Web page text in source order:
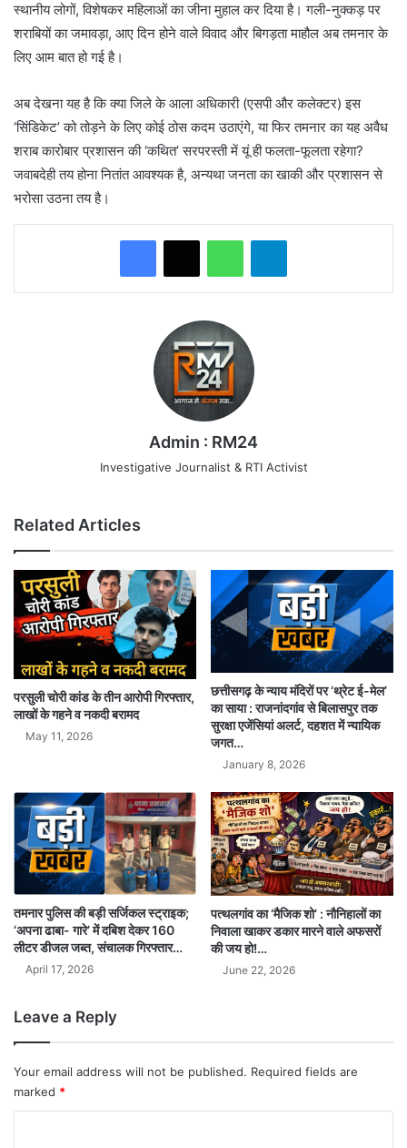
स्थानीय लोगों, विशेषकर महिलाओं का जीना मुहाल कर दिया है। गली-नुक्कड़ पर
शराबियों का जमावड़ा, आए दिन होने वाले विवाद और बिगड़ता माहौल अब तमनार के
लिए आम बात हो गई है।
​अब देखना यह है कि क्या जिले के आला अधिकारी (एसपी और कलेक्टर) इस
‘सिंडिकेट’ को तोड़ने के लिए कोई ठोस कदम उठाएंगे, या फिर तमनार का यह अवैध
शराब कारोबार प्रशासन की ‘कथित’ सरपरस्ती में यूं ही फलता-फूलता रहेगा?
जवाबदेही तय होना नितांत आवश्यक है, अन्यथा जनता का खाकी और प्रशासन से
भरोसा उठना तय है।
WhatsAppTelegram
Admin : RM24
Investigative Journalist & RTI Activist
Related Articles
परसुली चोरी कांड के तीन आरोपी गिरफ्तार,
लाखों के गहने व नकदी बरामद
May 11, 2026
छत्तीसगढ़ के न्याय मंदिरों पर ‘थ्रेट ई-मेल’
का साया : राजनांदगांव से बिलासपुर तक
सुरक्षा एजेंसियां अलर्ट, दहशत में न्यायिक
जगत…
January 8, 2026
तमनार पुलिस की बड़ी सर्जिकल स्ट्राइक;
‘अपना ढाबा- गारे’ में दबिश देकर 160
लीटर डीजल जब्त, संचालक गिरफ्तार…
April 17, 2026
पत्थलगांव का ‘मैजिक शो’ : नौनिहालों का
निवाला खाकर डकार मारने वाले अफसरों
की जय हो!…
June 22, 2026
Leave a Reply
Your email address will not be published. Required fields are
marked *